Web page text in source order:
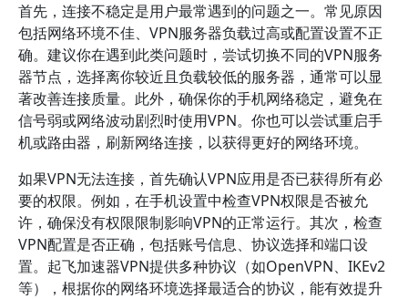
首先，连接不稳定是用户最常遇到的问题之一。常见原因
包括网络环境不佳、VPN服务器负载过高或配置设置不正
确。建议你在遇到此类问题时，尝试切换不同的VPN服务
器节点，选择离你较近且负载较低的服务器，通常可以显
著改善连接质量。此外，确保你的手机网络稳定，避免在
信号弱或网络波动剧烈时使用VPN。你也可以尝试重启手
机或路由器，刷新网络连接，以获得更好的网络环境。
如果VPN无法连接，首先确认VPN应用是否已获得所有必
要的权限。例如，在手机设置中检查VPN权限是否被允
许，确保没有权限限制影响VPN的正常运行。其次，检查
VPN配置是否正确，包括账号信息、协议选择和端口设
置。起飞加速器VPN提供多种协议（如OpenVPN、IKEv2
等），根据你的网络环境选择最适合的协议，能有效提升